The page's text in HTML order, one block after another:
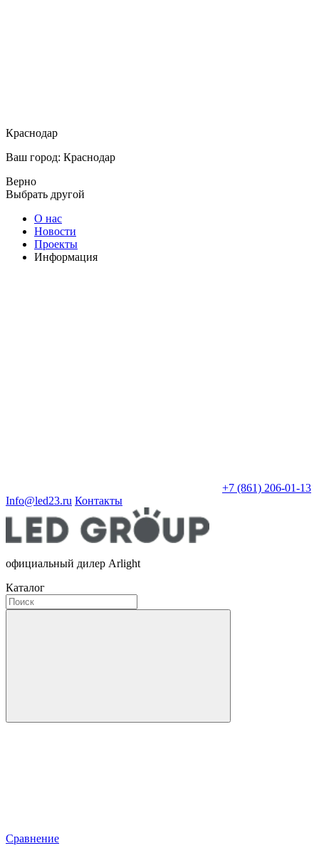
Краснодар
Ваш город: Краснодар
Верно
Выбрать другой
О нас
Новости
Проекты
Информация
+7 (861) 206-01-13
Info@led23.ru Контакты
официальный дилер Arlight
Каталог
Сравнение